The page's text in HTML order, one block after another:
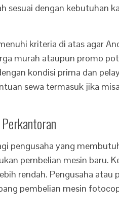
sesuai dengan kebutuhan
kriteria di atas agar
murah ataupun promo
kondisi prima dan
sewa termasuk jika
pengusaha yang
pembelian mesin baru.
rendah. Pengusaha atau
pembelian mesin